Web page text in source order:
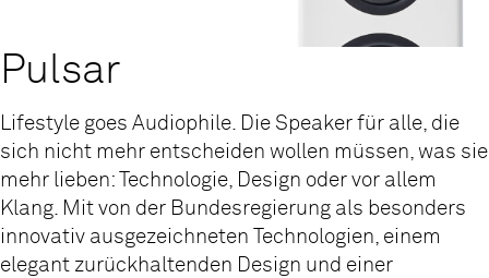
Pulsar
Lifestyle goes Audiophile. Die Speaker für alle, die
sich nicht mehr entscheiden wollen müssen, was sie
mehr lieben: Technologie, Design oder vor allem
Klang. Mit von der Bundesregierung als besonders
innovativ ausgezeichneten Technologien, einem
elegant zurückhaltenden Design und einer